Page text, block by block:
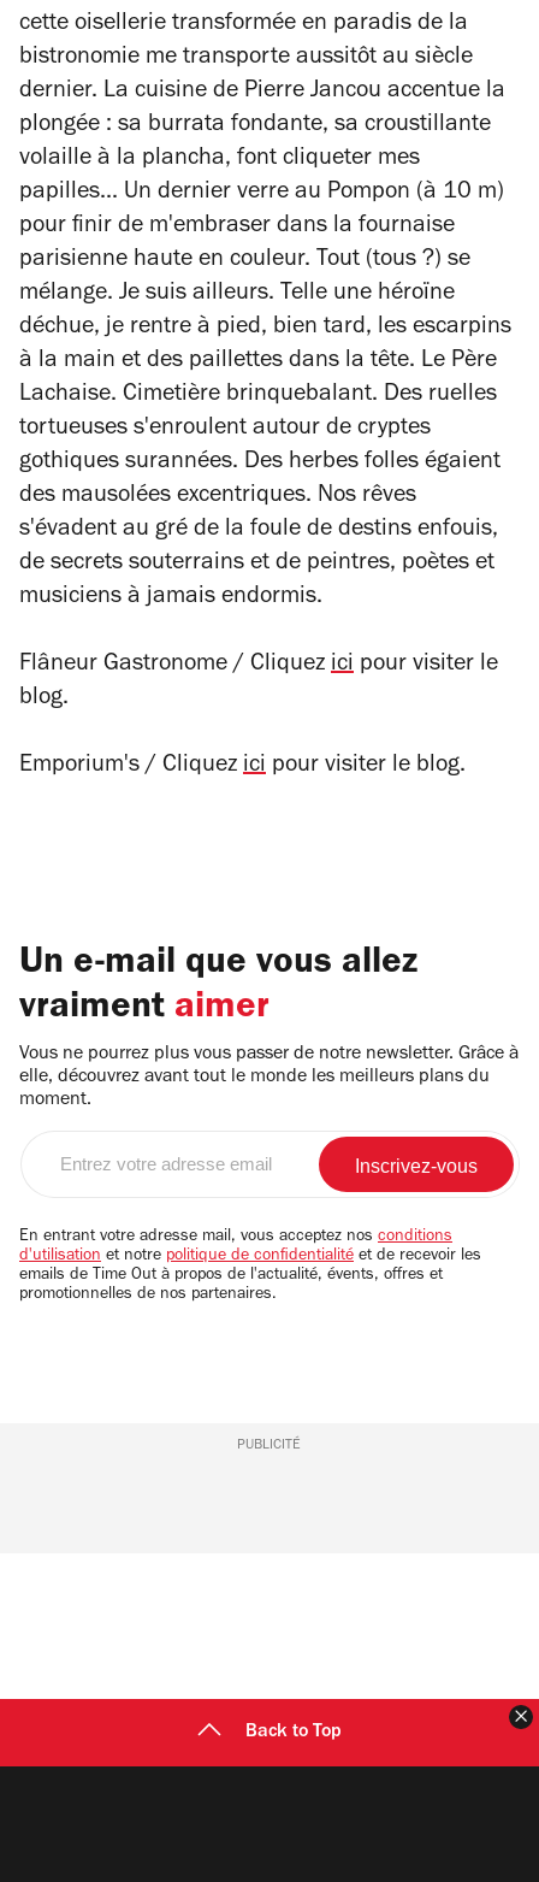
cette oisellerie transformée en paradis de la
bistronomie me transporte aussitôt au siècle
dernier. La cuisine de Pierre Jancou accentue la
plongée : sa burrata fondante, sa croustillante
volaille à la plancha, font cliqueter mes
papilles... Un dernier verre au Pompon (à 10 m)
pour finir de m'embraser dans la fournaise
parisienne haute en couleur. Tout (tous ?) se
mélange. Je suis ailleurs. Telle une héroïne
déchue, je rentre à pied, bien tard, les escarpins
à la main et des paillettes dans la tête. Le Père
Lachaise. Cimetière brinquebalant. Des ruelles
tortueuses s'enroulent autour de cryptes
gothiques surannées. Des herbes folles égaient
des mausolées excentriques. Nos rêves
s'évadent au gré de la foule de destins enfouis,
de secrets souterrains et de peintres, poètes et
musiciens à jamais endormis.
Flâneur Gastronome / Cliquez ici pour visiter le
blog.
Emporium's / Cliquez ici pour visiter le blog.
Un e-mail que vous allez
vraiment aimer
Vous ne pourrez plus vous passer de notre newsletter. Grâce à
elle, découvrez avant tout le monde les meilleurs plans du
moment.
email
En entrant votre adresse mail, vous acceptez nos conditions
d'utilisation et notre politique de confidentialité et de recevoir les
emails de Time Out à propos de l'actualité, évents, offres et
promotionnelles de nos partenaires.
PUBLICITÉ
Back to Top